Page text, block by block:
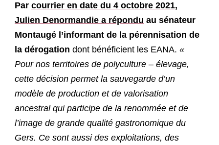
Par courrier en date du 4 octobre 2021,
Julien Denormandie a répondu au sénateur
Montaugé l’informant de la pérennisation de
la dérogation dont bénéficient les EANA. «
Pour nos territoires de polyculture – élevage,
cette décision permet la sauvegarde d’un
modèle de production et de valorisation
ancestral qui participe de la renommée et de
l’image de grande qualité gastronomique du
Gers. Ce sont aussi des exploitations, des